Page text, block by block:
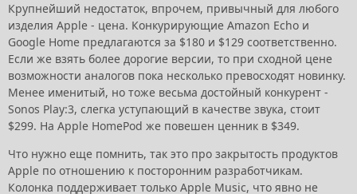
Крупнейший недостаток, впрочем, привычный для любого
изделия Apple - цена. Конкурирующие Amazon Echo и
Google Home предлагаются за $180 и $129 соответственно.
Если же взять более дорогие версии, то при сходной цене
возможности аналогов пока несколько превосходят новинку.
Менее именитый, но тоже весьма достойный конкурент -
Sonos Play:3, слегка уступающий в качестве звука, стоит
$299. На Apple HomePod же повешен ценник в $349.
Что нужно еще помнить, так это про закрытость продуктов
Apple по отношению к посторонним разработчикам.
Колонка поддерживает только Apple Music, что явно не